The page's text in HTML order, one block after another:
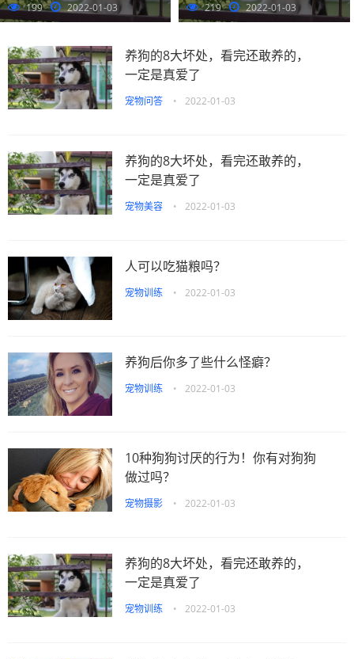
199 2022-01-03 219 2022-01-03
养狗的8大坏处，看完还敢养的，
一定是真爱了
宠物问答 • 2022-01-03
养狗的8大坏处，看完还敢养的，
一定是真爱了
宠物美容 • 2022-01-03
人可以吃猫粮吗？
宠物训练 • 2022-01-03
养狗后你多了些什么怪癖？
宠物训练 • 2022-01-03
10种狗狗讨厌的行为！你有对狗狗
做过吗？
宠物摄影 • 2022-01-03
养狗的8大坏处，看完还敢养的，
一定是真爱了
宠物训练 • 2022-01-03